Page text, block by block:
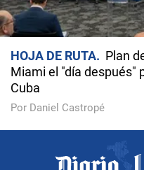
HOJA DE RUTA
Plan
Miami el "día después"
Cuba
Por Daniel Castropé